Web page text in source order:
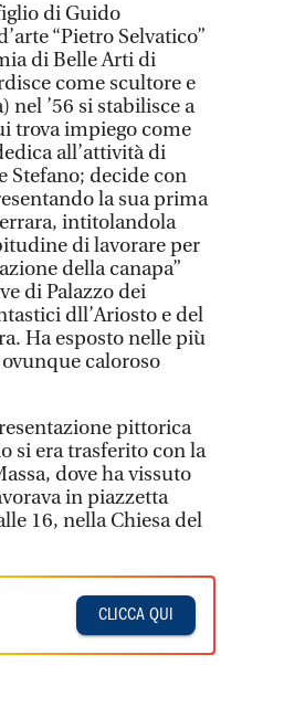
di Guido
“Pietro Selvatico”
di Belle Arti di
come scultore e
nel ’56 si stabilisce a
trova impiego come
all’attività di
Stefano; decide con
la sua prima
intitolandola
di lavorare per
della canapa”
di Palazzo dei
dll’Ariosto e del
Ha esposto nelle più
caloroso
pittorica
si era trasferito con la
dove ha vissuto
in piazzetta
16, nella Chiesa del
CLICCA QUI